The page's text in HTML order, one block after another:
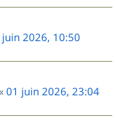
juin 2026, 10:50
01 juin 2026, 23:04